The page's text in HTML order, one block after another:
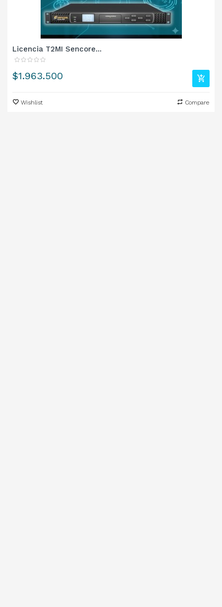
Licencia T2MI Sencore...
Precio
$1.963.500
Wishlist Compare